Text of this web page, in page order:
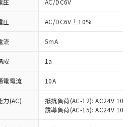
圧 AC/DC6V
圧 AC/DC6V±10%
流 5mA
成 1a
電電流 10A
力(AC)
抵抗負荷(AC-12): AC24V 10A/
誘導負荷(AC-15): AC24V
みいただき、同意のうえ
は、当社制御機器事業取扱
在庫状況および標準価格
供させていただくもので
器事業取扱商品の中には、
の対象外となる商品もある
に切り替える予定のある
RoHS指令（10物質）の
商品で、対応品を出す予
RoHS指令（10物質）の
を調査中または確認中の
ンス料など無形物で、有
のない商品です。
より、非含有部品として
材料含有率が中国RoHSの
ことを示します。
材料含有率が中国RoHSの